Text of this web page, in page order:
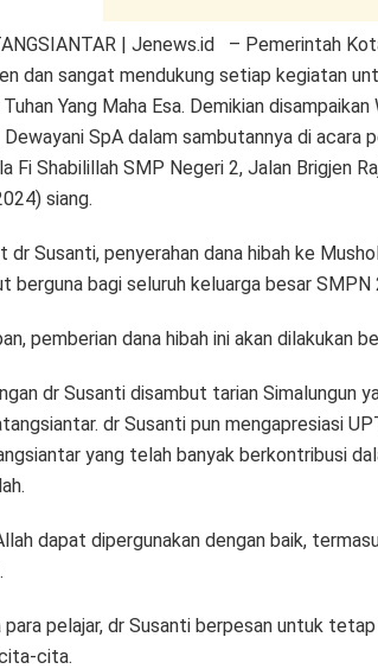
| Jenews.id – Pemerintah
dan sangat mendukung setiap kegiatan
Yang Maha Esa. Demikian
SpA dalam sambutannya di acara
Fi Shabilillah SMP Negeri 2, Jalan Brigjen
siang.
dr Susanti, penyerahan dana hibah ke
berguna bagi seluruh keluarga besar SMPN
pemberian dana hibah ini akan dilakukan
dr Susanti disambut tarian Simalungun
dr Susanti pun mengapresiasi
yang telah banyak berkontribusi
dapat dipergunakan dengan baik,
para pelajar, dr Susanti berpesan untuk
cita.